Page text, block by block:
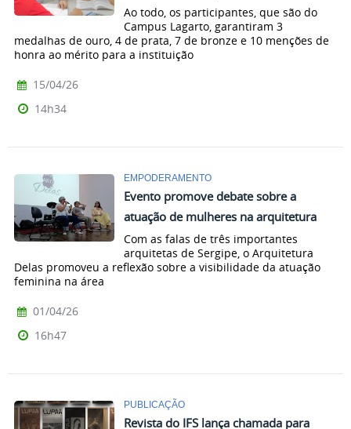
Ao todo, os participantes, que são do
Campus Lagarto, garantiram 3
medalhas de ouro, 4 de prata, 7 de bronze e 10 menções de
honra ao mérito para a instituição
15/04/26
14h34
EMPODERAMENTO
Evento promove debate sobre a
atuação de mulheres na arquitetura
Com as falas de três importantes
arquitetas de Sergipe, o Arquitetura
Delas promoveu a reflexão sobre a visibilidade da atuação
feminina na área
01/04/26
16h47
PUBLICAÇÃO
Revista do IFS lança chamada para